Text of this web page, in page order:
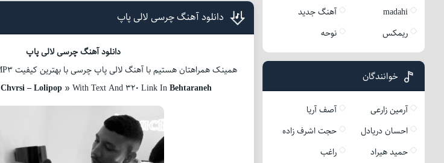
دانلود آهنگ چرسی لالی پاپ
دانلود آهنگ چرسی لالی پاپ
همینک همراهتان هستیم با آهنگ لالی پاپ چرسی با بهترین کیفیت MP3 و لینک مستقیم پرسرعت
Chvrsi – Lolipop» With Text And 320 Link InBehtaraneh
madahi
آهنگ جدید
ریمکس
نوحه
خوانندگان
آرمین زارعی
آصف آریا
احسان دریادل
حجت اشرف زاده
حمید هیراد
راغب